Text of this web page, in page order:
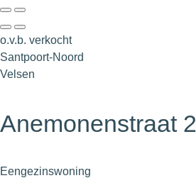
o.v.b. verkocht
Santpoort-Noord
Velsen
Anemonenstraat 2
Eengezinswoning